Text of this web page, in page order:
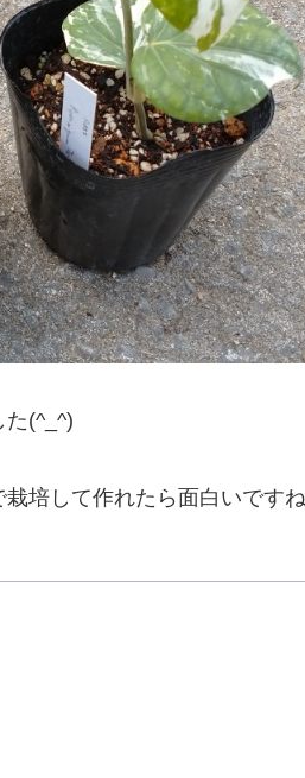
た(^_^)
培して作れたら面白いですね